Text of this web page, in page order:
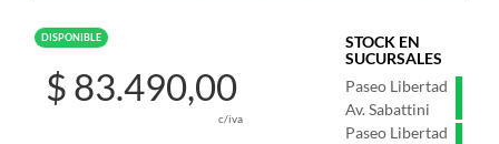
DISPONIBLE
STOCK EN
SUCURSALES
Paseo Libertad
Av. Sabattini
Paseo Libertad
$ 83.490,00
c/iva